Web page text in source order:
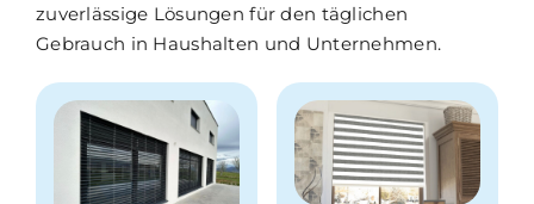
zuverlässige Lösungen für den täglichen
Gebrauch in Haushalten und Unternehmen.